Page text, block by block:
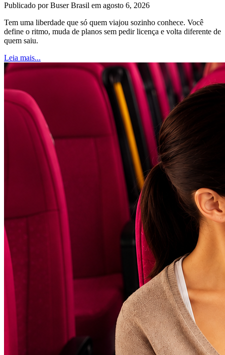
Publicado por Buser Brasil em agosto 6, 2026
Tem uma liberdade que só quem viajou sozinho conhece. Você
define o ritmo, muda de planos sem pedir licença e volta diferente de
quem saiu.
Leia mais...